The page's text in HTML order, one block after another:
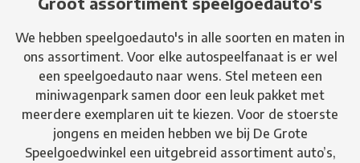
We hebben speelgoedauto's in alle soorten en maten in
ons assortiment. Voor elke autospeelfanaat is er wel
een speelgoedauto naar wens. Stel meteen een
miniwagenpark samen door een leuk pakket met
meerdere exemplaren uit te kiezen. Voor de stoerste
jongens en meiden hebben we bij De Grote
Speelgoedwinkel een uitgebreid assortiment auto’s,